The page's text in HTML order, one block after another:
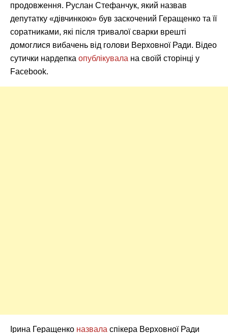
продовження. Руслан Стефанчук, який назвав
депутатку «дівчинкою» був заскочений Геращенко та її
соратниками, які після тривалої сварки врешті
домоглися вибачень від голови Верховної Ради. Відео
сутички нардепка опублікувала на своїй сторінці у
Facebook.
Ірина Геращенко назвала спікера Верховної Ради